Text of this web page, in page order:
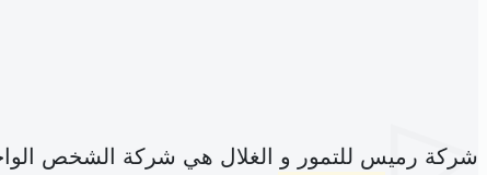
شركة رميس للتمور و الغلال هي شركة الشخص